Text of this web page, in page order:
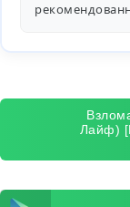
Лайф)